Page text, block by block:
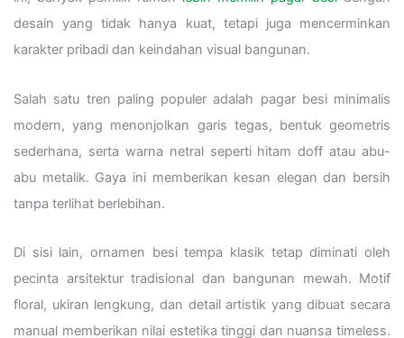
desain yang tidak hanya kuat, tetapi juga mencerminkan
karakter pribadi dan keindahan visual bangunan.
Salah satu tren paling populer adalah pagar besi minimalis
modern, yang menonjolkan garis tegas, bentuk geometris
sederhana, serta warna netral seperti hitam doff atau abu-
abu metalik. Gaya ini memberikan kesan elegan dan bersih
tanpa terlihat berlebihan.
Di sisi lain, ornamen besi tempa klasik tetap diminati oleh
pecinta arsitektur tradisional dan bangunan mewah. Motif
floral, ukiran lengkung, dan detail artistik yang dibuat secara
manual memberikan nilai estetika tinggi dan nuansa timeless.